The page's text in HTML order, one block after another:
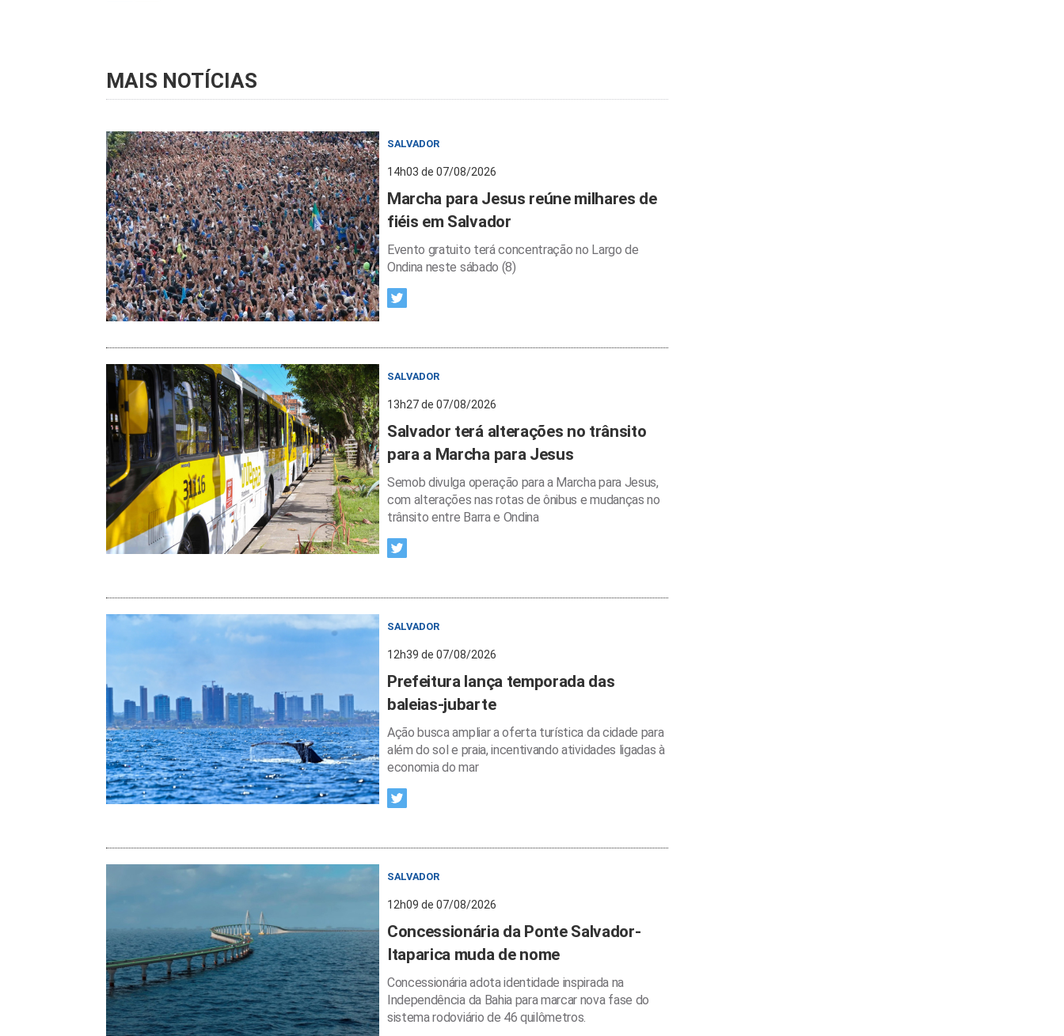
MAIS NOTÍCIAS
SALVADOR
14h03 de 07/08/2026
Marcha para Jesus reúne milhares de
fiéis em Salvador
Evento gratuito terá concentração no Largo de
Ondina neste sábado (8)
SALVADOR
13h27 de 07/08/2026
Salvador terá alterações no trânsito
para a Marcha para Jesus
Semob divulga operação para a Marcha para Jesus,
com alterações nas rotas de ônibus e mudanças no
trânsito entre Barra e Ondina
SALVADOR
12h39 de 07/08/2026
Prefeitura lança temporada das
baleias-jubarte
Ação busca ampliar a oferta turística da cidade para
além do sol e praia, incentivando atividades ligadas à
economia do mar
SALVADOR
12h09 de 07/08/2026
Concessionária da Ponte Salvador-
Itaparica muda de nome
Concessionária adota identidade inspirada na
Independência da Bahia para marcar nova fase do
sistema rodoviário de 46 quilômetros.